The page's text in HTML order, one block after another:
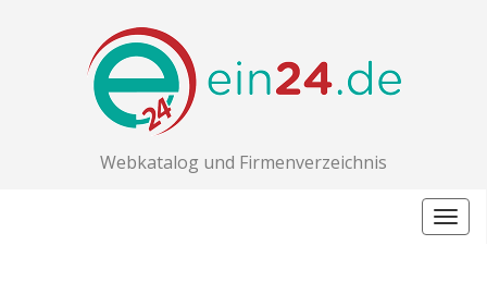
Webkatalog und Firmenverzeichnis